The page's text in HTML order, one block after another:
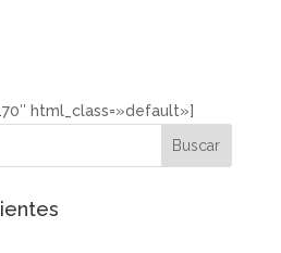
html_class=»default»]